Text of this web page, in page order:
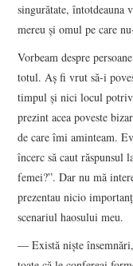
singurătate, întotdeauna
mereu şi omul pe care
Vorbeam despre
totul. Aş fi vrut să-i
timpul şi nici locul
prezint acea poveste
de care îmi aminteam.
încerc să caut răspunsul
femei?”. Dar nu mă
prezentau nicio
scenariul haosului meu.
― Există nişte